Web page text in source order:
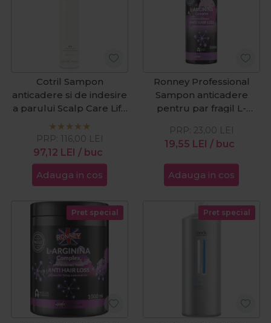
Cotril Sampon
anticadere si de indesire
a parului Scalp Care Life
250ml
97,12 LEI / buc
PRP: 116,00 LEI
Adauga in cos
Ronney Professional
Sampon anticadere
pentru par fragil L-
1000ml
19,55 LEI / buc
PRP: 23,00 LEI
Adauga in cos
Pret special Pret special